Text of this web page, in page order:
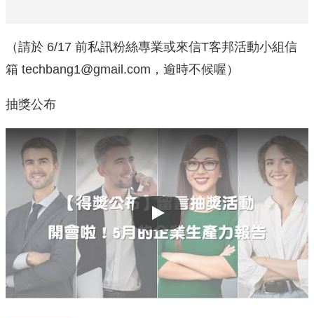
（請於 6/17 前私訊粉絲專業或來信T客邦活動小組信
箱 techbang1@gmail.com，逾時不候喔 ）
抽獎公布
Play